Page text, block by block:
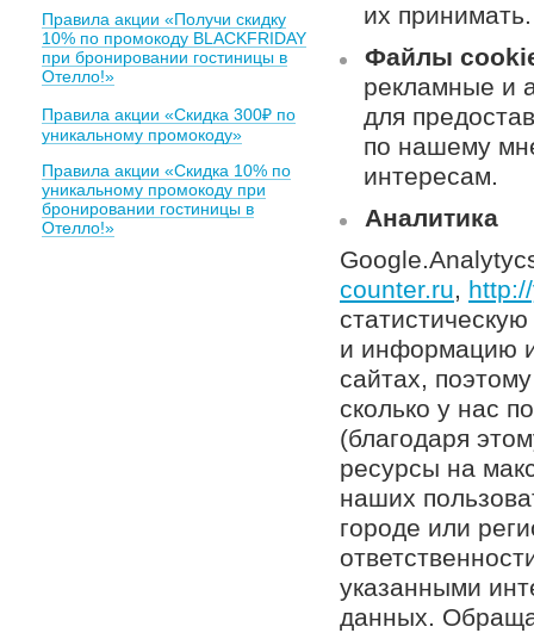
Правила акции «Получи скидку
10% по промокоду BLACKFRIDAY
при бронировании гостиницы в
Отелло!»
Правила акции «Скидка 300₽ по
уникальному промокоду»
Правила акции «Скидка 10% по
уникальному промокоду при
бронировании гостиницы в
Отелло!»
их принимать.
Файлы
рекламные и
для
по нашему
интересам.
Аналитика
counter.ru,
и информацию
сайтах,
сколько у нас
(благодаря
ресурсы на
наших
городе или
указанными
данных.